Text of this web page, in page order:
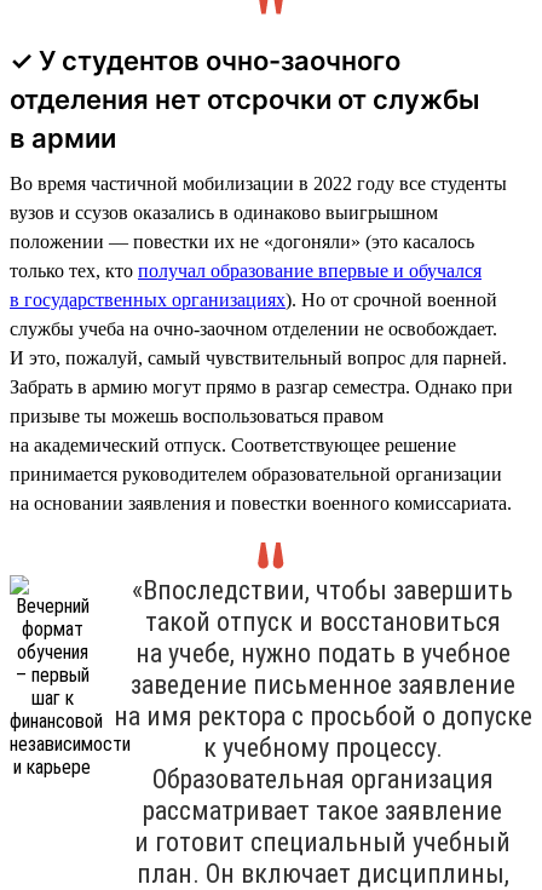
✓ У студентов очно-заочного
отделения нет отсрочки от службы
в армии
Во время частичной мобилизации в 2022 году все студенты
вузов и ссузов оказались в одинаково выигрышном
положении — повестки их не «догоняли» (это касалось
только тех, кто получал образование впервые и обучался
в государственных организациях). Но от срочной военной
службы учеба на очно-заочном отделении не освобождает.
И это, пожалуй, самый чувствительный вопрос для парней.
Забрать в армию могут прямо в разгар семестра. Однако при
призыве ты можешь воспользоваться правом
на академический отпуск. Соответствующее решение
принимается руководителем образовательной организации
на основании заявления и повестки военного комиссариата.
«Впоследствии, чтобы завершить
такой отпуск и восстановиться
на учебе, нужно подать в учебное
заведение письменное заявление
на имя ректора с просьбой о допуске
к учебному процессу.
Образовательная организация
рассматривает такое заявление
и готовит специальный учебный
план. Он включает дисциплины,